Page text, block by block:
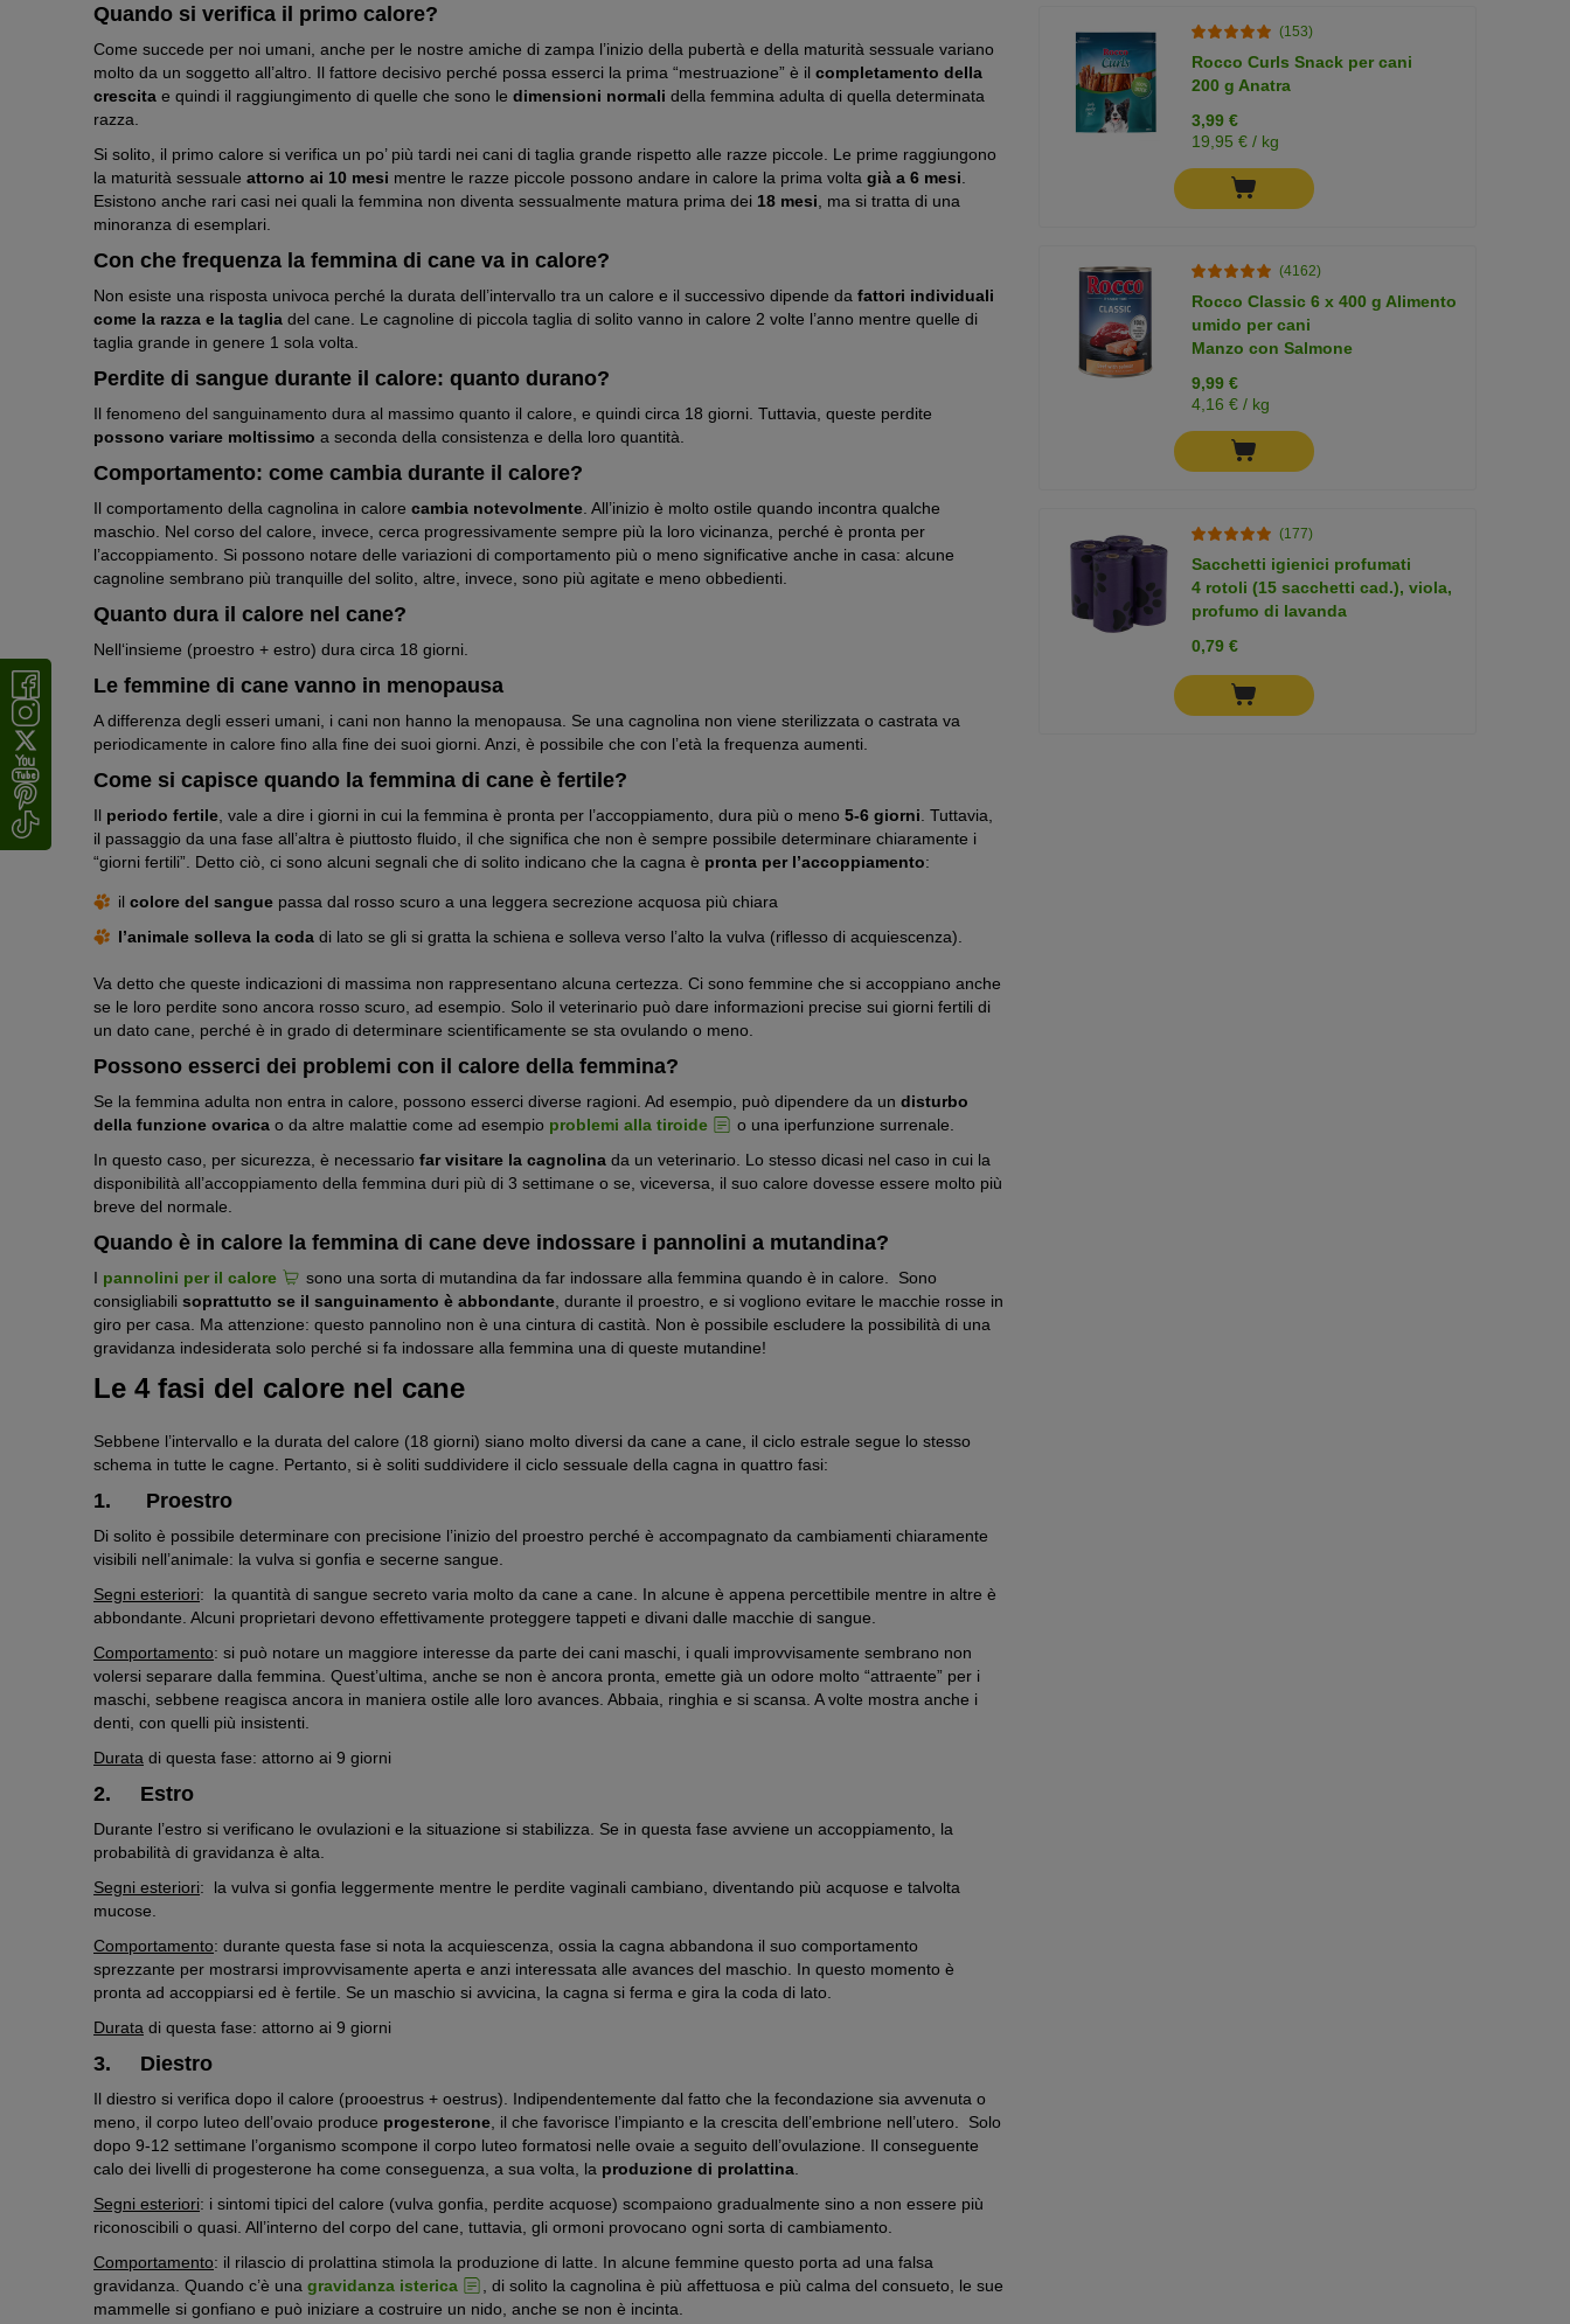
Quando si verifica il primo calore?
Come succede per noi umani, anche per le nostre amiche di zampa l’inizio della pubertà e della maturità sessuale variano
molto da un soggetto all’altro. Il fattore decisivo perché possa esserci la prima “mestruazione” è il completamento della
crescita e quindi il raggiungimento di quelle che sono le dimensioni normali della femmina adulta di quella determinata
razza.
Si solito, il primo calore si verifica un po’ più tardi nei cani di taglia grande rispetto alle razze piccole. Le prime raggiungono
la maturità sessuale attorno ai 10 mesi mentre le razze piccole possono andare in calore la prima volta già a 6 mesi
Esistono anche rari casi nei quali la femmina non diventa sessualmente matura prima dei 18 mesi , ma si tratta di una
minoranza di esemplari.
Con che frequenza la femmina di cane va in calore?
Non esiste una risposta univoca perché la durata dell’intervallo tra un calore e il successivo dipende da fattori individuali
come la razza e la taglia del cane. Le cagnoline di piccola taglia di solito vanno in calore 2 volte l’anno mentre quelle di
taglia grande in genere 1 sola volta.
Perdite di sangue durante il calore: quanto durano?
Il fenomeno del sanguinamento dura al massimo quanto il calore, e quindi circa 18 giorni. Tuttavia, queste perdite
possono variare moltissimo a seconda della consistenza e della loro quantità.
Comportamento: come cambia durante il calore?
Il comportamento della cagnolina in calore cambia notevolmente . All’inizio è molto ostile quando incontra qualche
maschio. Nel corso del calore, invece, cerca progressivamente sempre più la loro vicinanza, perché è pronta per
l’accoppiamento. Si possono notare delle variazioni di comportamento più o meno significative anche in casa: alcune
cagnoline sembrano più tranquille del solito, altre, invece, sono più agitate e meno obbedienti.
Quanto dura il calore nel cane?
Nell‘insieme (proestro + estro) dura circa 18 giorni.
Le femmine di cane vanno in menopausa
A differenza degli esseri umani, i cani non hanno la menopausa. Se una cagnolina non viene sterilizzata o castrata va
periodicamente in calore fino alla fine dei suoi giorni. Anzi, è possibile che con l’età la frequenza aumenti.
Come si capisce quando la femmina di cane è fertile?
Il periodo fertile , vale a dire i giorni in cui la femmina è pronta per l’accoppiamento, dura più o meno 5-6 giorni . Tuttavia,
il passaggio da una fase all’altra è piuttosto fluido, il che significa che non è sempre possibile determinare chiaramente i
“giorni fertili”. Detto ciò, ci sono alcuni segnali che di solito indicano che la cagna è pronta per l’accoppiamento:
il colore del sangue passa dal rosso scuro a una leggera secrezione acquosa più chiara
l’animale solleva la coda di lato se gli si gratta la schiena e solleva verso l’alto la vulva (riflesso di acquiescenza).
Va detto che queste indicazioni di massima non rappresentano alcuna certezza. Ci sono femmine che si accoppiano anche
se le loro perdite sono ancora rosso scuro, ad esempio. Solo il veterinario può dare informazioni precise sui giorni fertili di
un dato cane, perché è in grado di determinare scientificamente se sta ovulando o meno.
Possono esserci dei problemi con il calore della femmina?
Se la femmina adulta non entra in calore, possono esserci diverse ragioni. Ad esempio, può dipendere da un disturbo
della funzione ovarica o da altre malattie come ad esempio problemi alla tiroide
o una iperfunzione surrenale.
In questo caso, per sicurezza, è necessario far visitare la cagnolina da un veterinario. Lo stesso dicasi nel caso in cui la
disponibilità all’accoppiamento della femmina duri più di 3 settimane o se, viceversa, il suo calore dovesse essere molto più
breve del normale.
Quando è in calore la femmina di cane deve indossare i pannolini a mutandina?
I pannolini per il calore
sono una sorta di mutandina da far indossare alla femmina quando è in calore. Sono
consigliabili soprattutto se il sanguinamento è abbondante , durante il proestro, e si vogliono evitare le macchie rosse in
giro per casa. Ma attenzione: questo pannolino non è una cintura di castità. Non è possibile escludere la possibilità di una
gravidanza indesiderata solo perché si fa indossare alla femmina una di queste mutandine!
Le 4 fasi del calore nel cane
Sebbene l’intervallo e la durata del calore (18 giorni) siano molto diversi da cane a cane, il ciclo estrale segue lo stesso
schema in tutte le cagne. Pertanto, si è soliti suddividere il ciclo sessuale della cagna in quattro fasi:
1. Proestro
Di solito è possibile determinare con precisione l’inizio del proestro perché è accompagnato da cambiamenti chiaramente
visibili nell’animale: la vulva si gonfia e secerne sangue.
Segni esteriori: la quantità di sangue secreto varia molto da cane a cane. In alcune è appena percettibile mentre in altre è
abbondante. Alcuni proprietari devono effettivamente proteggere tappeti e divani dalle macchie di sangue.
Comportamento: si può notare un maggiore interesse da parte dei cani maschi, i quali improvvisamente sembrano non
volersi separare dalla femmina. Quest’ultima, anche se non è ancora pronta, emette già un odore molto “attraente” per i
maschi, sebbene reagisca ancora in maniera ostile alle loro avances. Abbaia, ringhia e si scansa. A volte mostra anche i
denti, con quelli più insistenti.
Durata di questa fase: attorno ai 9 giorni
2. Estro
Durante l’estro si verificano le ovulazioni e la situazione si stabilizza. Se in questa fase avviene un accoppiamento, la
probabilità di gravidanza è alta.
Segni esteriori: la vulva si gonfia leggermente mentre le perdite vaginali cambiano, diventando più acquose e talvolta
mucose.
Comportamento: durante questa fase si nota la acquiescenza, ossia la cagna abbandona il suo comportamento
sprezzante per mostrarsi improvvisamente aperta e anzi interessata alle avances del maschio. In questo momento è
pronta ad accoppiarsi ed è fertile. Se un maschio si avvicina, la cagna si ferma e gira la coda di lato.
Durata di questa fase: attorno ai 9 giorni
3. Diestro
Il diestro si verifica dopo il calore (prooestrus + oestrus). Indipendentemente dal fatto che la fecondazione sia avvenuta o
meno, il corpo luteo dell’ovaio produce progesterone, il che favorisce l’impianto e la crescita dell’embrione nell’utero. Solo
dopo 9-12 settimane l’organismo scompone il corpo luteo formatosi nelle ovaie a seguito dell’ovulazione. Il conseguente
calo dei livelli di progesterone ha come conseguenza, a sua volta, la produzione di prolattina.
Segni esteriori: i sintomi tipici del calore (vulva gonfia, perdite acquose) scompaiono gradualmente sino a non essere più
riconoscibili o quasi. All’interno del corpo del cane, tuttavia, gli ormoni provocano ogni sorta di cambiamento.
Comportamento: il rilascio di prolattina stimola la produzione di latte. In alcune femmine questo porta ad una falsa
gravidanza. Quando c’è una gravidanza isterica
, di solito la cagnolina è più affettuosa e più calma del consueto, le sue
mammelle si gonfiano e può iniziare a costruire un nido, anche se non è incinta.
(153)
Rocco Curls Snack per cani
200 g Anatra
3,99 €
19,95 € / kg
(4162)
Rocco Classic 6 x 400 g Alimento
umido per cani
Manzo con Salmone
9,99 €
4,16 € / kg
(177)
Sacchetti igienici profumati
4 rotoli (15 sacchetti cad.), viola,
profumo di lavanda
0,79 €